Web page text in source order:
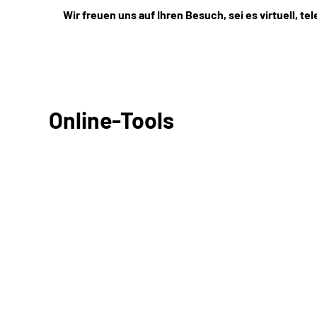
Wir freuen uns auf Ihren Besuch, sei es virtuell,
Online-Tools